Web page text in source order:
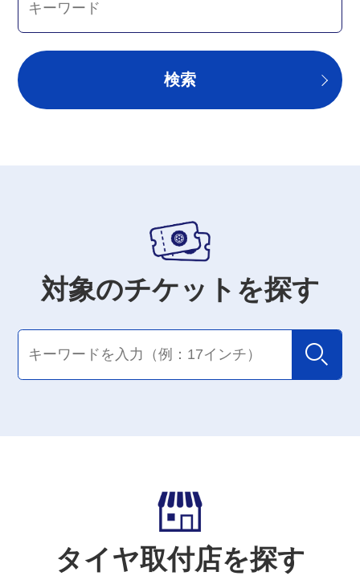
検索
対象のチケットを探す
検索
タイヤ取付店を探す